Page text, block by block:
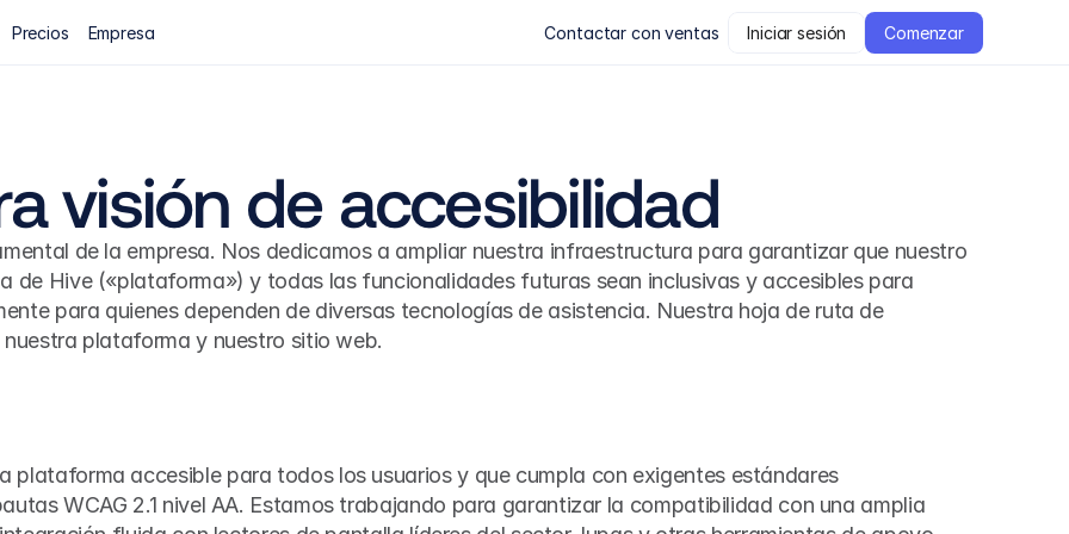
Precios Empresa Contactar con ventas Iniciar sesión Comenzar
visión de accesibilidad
de la empresa. Nos dedicamos a ampliar nuestra infraestructura para garantizar que nuestro
de Hive («plataforma») y todas las funcionalidades futuras sean inclusivas y accesibles para
para quienes dependen de diversas tecnologías de asistencia. Nuestra hoja de ruta de
plataforma y nuestro sitio web.
plataforma accesible para todos los usuarios y que cumpla con exigentes estándares
WCAG 2.1 nivel AA. Estamos trabajando para garantizar la compatibilidad con una amplia